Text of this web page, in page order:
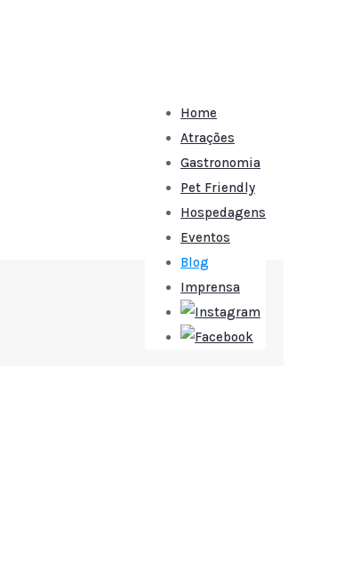
Home
Atrações
Gastronomia
Pet Friendly
Hospedagens
Eventos
Blog
Imprensa